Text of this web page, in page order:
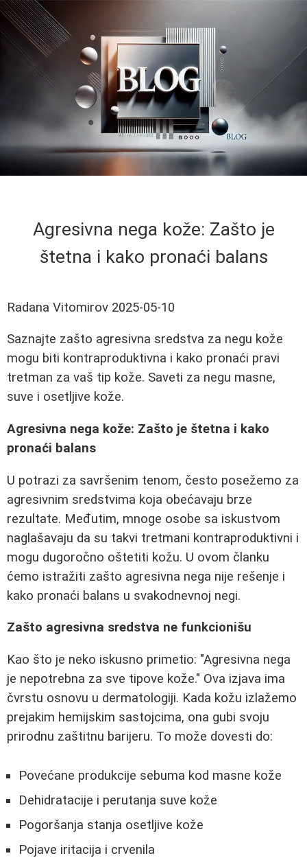
Agresivna nega kože: Zašto je
štetna i kako pronaći balans
Radana Vitomirov 2025-05-10
Saznajte zašto agresivna sredstva za negu kože
mogu biti kontraproduktivna i kako pronaći pravi
tretman za vaš tip kože. Saveti za negu masne,
suve i osetljive kože.
Agresivna nega kože: Zašto je štetna i kako
pronaći balans
U potrazi za savršenim tenom, često posežemo za
agresivnim sredstvima koja obećavaju brze
rezultate. Međutim, mnoge osobe sa iskustvom
naglašavaju da su takvi tretmani kontraproduktivni i
mogu dugoročno oštetiti kožu. U ovom članku
ćemo istražiti zašto agresivna nega nije rešenje i
kako pronaći balans u svakodnevnoj negi.
Zašto agresivna sredstva ne funkcionišu
Kao što je neko iskusno primetio: "Agresivna nega
je nepotrebna za sve tipove kože." Ova izjava ima
čvrstu osnovu u dermatologiji. Kada kožu izlažemo
prejakim hemijskim sastojcima, ona gubi svoju
prirodnu zaštitnu barijeru. To može dovesti do:
Povećane produkcije sebuma kod masne kože
Dehidratacije i perutanja suve kože
Pogoršanja stanja osetljive kože
Pojave iritacija i crvenila